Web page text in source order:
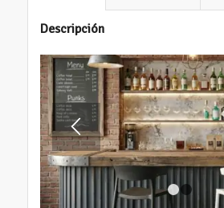
Descripción